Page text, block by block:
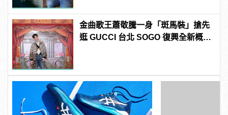
金曲歌王蕭敬騰一身「斑馬裝」搶先
逛 GUCCI 台北 SOGO 復興全新概念